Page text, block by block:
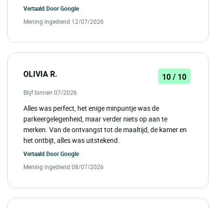
Vertaald DoorGoogle
Mening ingediend 12/07/2026
OLIVIA R. 10 / 10
Blijf binnen 07/2026
Alles was perfect, het enige minpuntje was de
parkeergelegenheid, maar verder niets op aan te
merken. Van de ontvangst tot de maaltijd, de kamer en
het ontbijt, alles was uitstekend.
Vertaald DoorGoogle
Mening ingediend 08/07/2026